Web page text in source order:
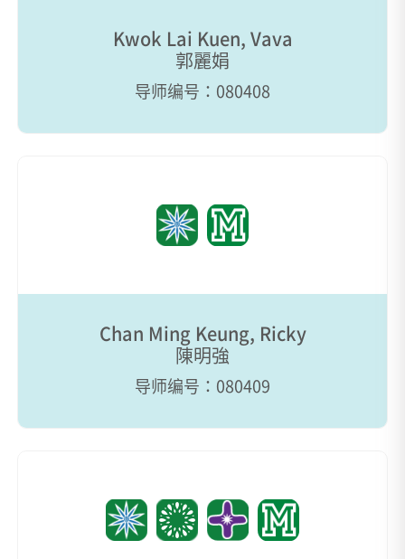
Kwok Lai Kuen, Vava
郭麗娟
导师编号：080408
Chan Ming Keung, Ricky
陳明強
导师编号：080409